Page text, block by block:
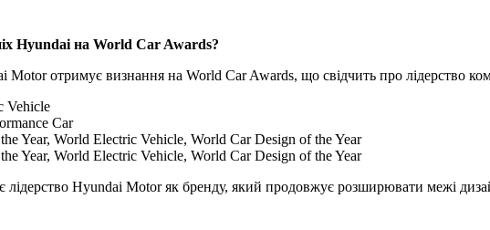
Hyundai на World Car Awards?
Motor отримує визнання на World Car Awards, що свідчить про лідерство
Vehicle
Car
Year, World Electric Vehicle, World Car Design of the Year
Year, World Electric Vehicle, World Car Design of the Year
лідерство Hyundai Motor як бренду, який продовжує розширювати межі